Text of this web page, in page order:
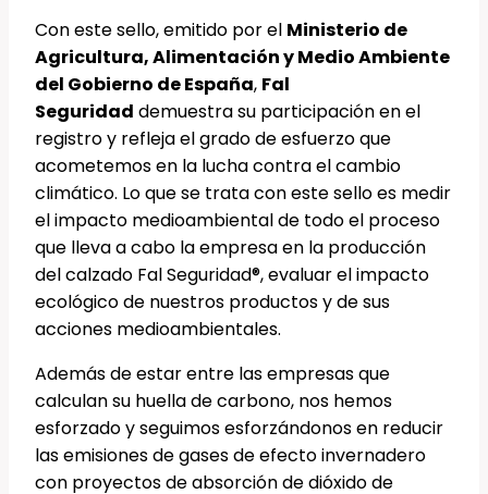
Con este sello, emitido por el Ministerio de
Agricultura, Alimentación y Medio Ambiente
del Gobierno de España, Fal
Seguridad demuestra su participación en el
registro y refleja el grado de esfuerzo que
acometemos en la lucha contra el cambio
climático. Lo que se trata con este sello es medir
el impacto medioambiental de todo el proceso
que lleva a cabo la empresa en la producción
del calzado Fal Seguridad®, evaluar el impacto
ecológico de nuestros productos y de sus
acciones medioambientales.
Además de estar entre las empresas que
calculan su huella de carbono, nos hemos
esforzado y seguimos esforzándonos en reducir
las emisiones de gases de efecto invernadero
con proyectos de absorción de dióxido de